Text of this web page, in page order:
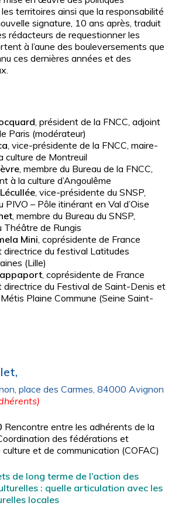
territoires ainsi que la responsabilité
signature, 10 ans après, traduit
rédacteurs de requestionner les
à l’aune des bouleversements que
ces dernières années et des
, président de la FNCC, adjoint
Paris (modérateur)
, vice-présidente de la FNCC, maire-
culture de Montreuil
, membre du Bureau de la FNCC,
à la culture d’Angoulême
, vice-présidente du SNSP,
PIVO – Pôle itinérant en Val d’Oise
, membre du Bureau du SNSP,
Théâtre de Rungis
Mini , coprésidente de France
directrice du festival Latitudes
(Lille)
, coprésidente de France
directrice du Festival de Saint-Denis et
Plaine Commune (Seine Saint-
place des Carmes, 84000 Avignon
Rencontre entre les adhérents de la
des fédérations et
et de communication (COFAC)
de long terme de l’action des
: quelle articulation avec les
locales